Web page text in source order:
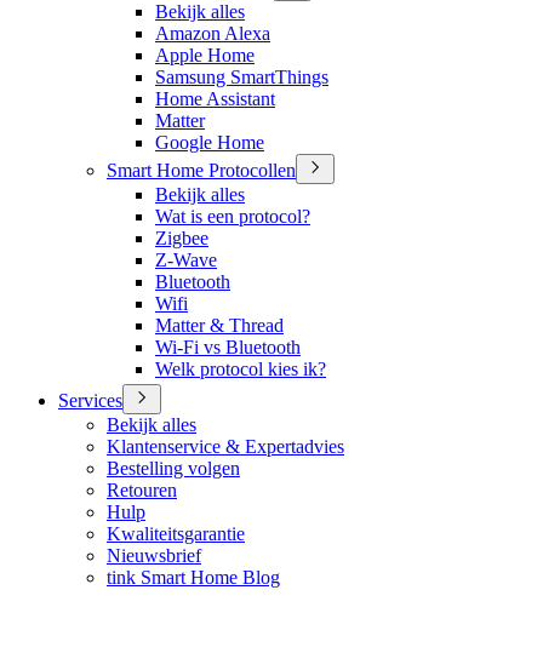
Bekijk alles
Amazon Alexa
Apple Home
Samsung SmartThings
Home Assistant
Matter
Google Home
Smart Home Protocollen
Bekijk alles
Wat is een protocol?
Zigbee
Z-Wave
Bluetooth
Wifi
Matter & Thread
Wi-Fi vs Bluetooth
Welk protocol kies ik?
Services
Bekijk alles
Klantenservice & Expertadvies
Bestelling volgen
Retouren
Hulp
Kwaliteitsgarantie
Nieuwsbrief
tink Smart Home Blog